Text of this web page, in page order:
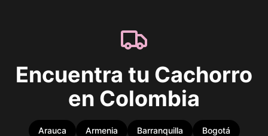
Encuentra tu Cachorro
en Colombia
Arauca Armenia Barranquilla Bogotá